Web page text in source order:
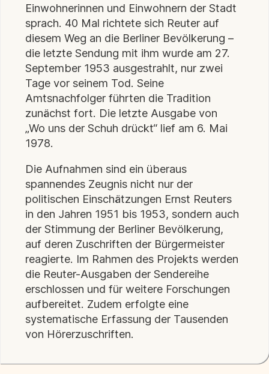
Einwohnerinnen und Einwohnern der Stadt
sprach. 40 Mal richtete sich Reuter auf
diesem Weg an die Berliner Bevölkerung –
die letzte Sendung mit ihm wurde am 27.
September 1953 ausgestrahlt, nur zwei
Tage vor seinem Tod. Seine
Amtsnachfolger führten die Tradition
zunächst fort. Die letzte Ausgabe von
„Wo uns der Schuh drückt“ lief am 6. Mai
1978.
Die Aufnahmen sind ein überaus
spannendes Zeugnis nicht nur der
politischen Einschätzungen Ernst Reuters
in den Jahren 1951 bis 1953, sondern auch
der Stimmung der Berliner Bevölkerung,
auf deren Zuschriften der Bürgermeister
reagierte. Im Rahmen des Projekts werden
die Reuter-Ausgaben der Sendereihe
erschlossen und für weitere Forschungen
aufbereitet. Zudem erfolgte eine
systematische Erfassung der Tausenden
von Hörerzuschriften.